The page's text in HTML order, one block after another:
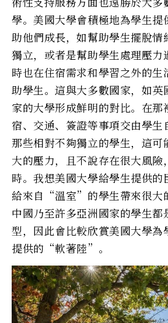
學。美國大學會積極地為學生提
助他們成長，如幫助學生擺脫情
獨立，或者是幫助學生處理壓力
時也在住宿需求和學習之外的生
助學生。這與大多數國家，如英
家的大學形成鮮明的對比。在那
宿、交通、簽證等事項交由學生
那些相對不夠獨立的學生，這可
大的壓力，且不說存在很大風險
時。我想美國大學給學生提供的
給來自“溫室”的學生帶來很大
中國乃至許多亞洲國家的學生都
型，因此會比較欣賞美國大學為
提供的“軟著陸”。